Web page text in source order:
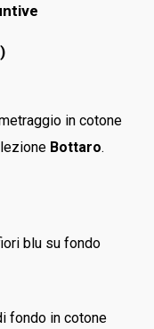
in cotone
Bottaro.
blu su fondo
fondo in cotone